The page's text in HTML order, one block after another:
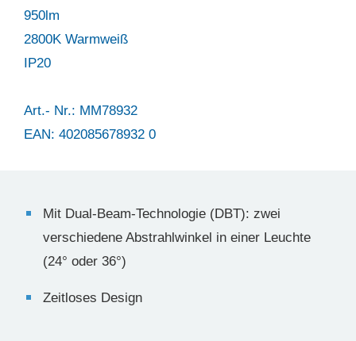
950lm
2800K Warmweiß
IP20
Art.- Nr.: MM78932
EAN: 402085678932 0
Mit Dual-Beam-Technologie (DBT): zwei
verschiedene Abstrahlwinkel in einer Leuchte
(24° oder 36°)
Zeitloses Design